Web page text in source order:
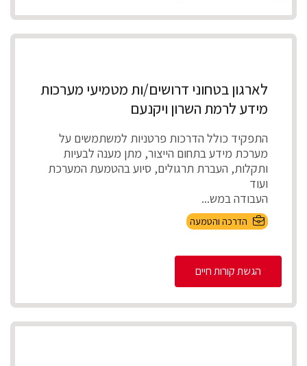
לארגון בטחוני דרושים/ות מטמיעי מערכות
מידע לרמת השרון ויקנעם
התפקיד כולל הדרכות פרטניות למשתמשים על
מערכת מידע בתחום הייצור, מתן מענה לבעיות
ותקלות, העברת תרגולים, סיוע בהטמעת המערכת
ועוד
העבודה במש...
הדרכה והטמעה
הגשת קורות חיים